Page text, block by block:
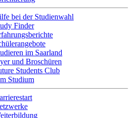
bei der Studienwahl
Finder
im Saarland
und Broschüren
Students Club
Studium